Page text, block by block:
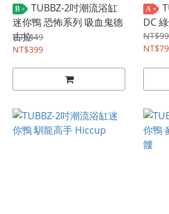
B
TUBBZ-2吋潮流浴缸
迷你鴨 恐怖系列 吸血鬼德
古拉
NT$449
NT$399
A
DC